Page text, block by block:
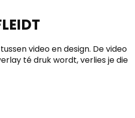
video en design. De video
té druk wordt, verlies je die